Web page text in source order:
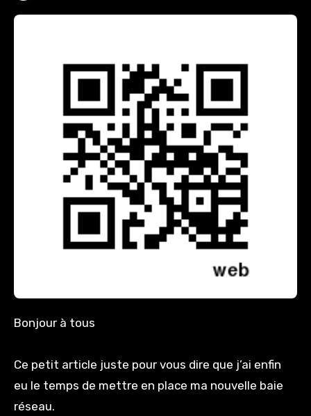
Bonjour à tous
Ce petit article juste pour vous dire que j’ai enfin
eu le temps de mettre en place ma nouvelle baie
réseau.